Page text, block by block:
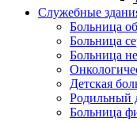
Служебные
Больница
Больница
Больница
Детская
Родильный
Больница